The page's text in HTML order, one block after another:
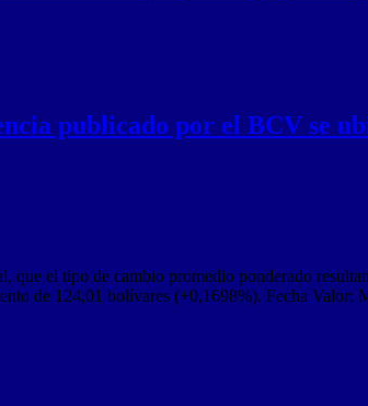
publicado por el BCV se
el tipo de cambio promedio ponderado
de 124,01 bolívares (+0,1698%). Fecha Valor: